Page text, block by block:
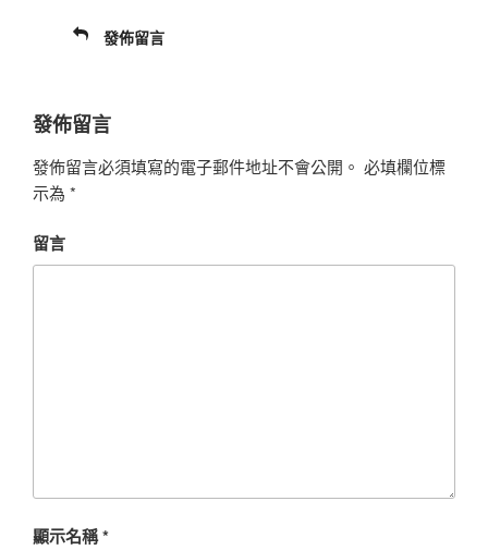
發佈留言
發佈留言
發佈留言必須填寫的電子郵件地址不會公開。 必填欄位標
示為 *
留言
顯示名稱*